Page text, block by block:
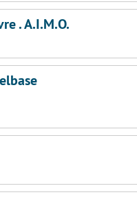
. A.I.M.O.